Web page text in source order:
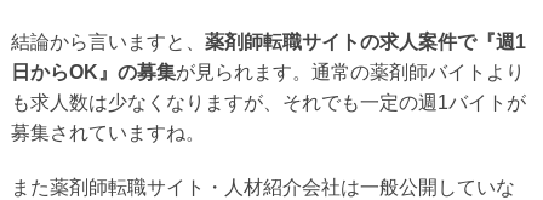
結論から言いますと、 薬剤師転職サイトの求人案件で『週1
日からOK』の募集が見られます。通常の薬剤師バイトより
も求人数は少なくなりますが、それでも一定の週1バイトが
募集されていますね。
また薬剤師転職サイト・人材紹介会社は一般公開していな